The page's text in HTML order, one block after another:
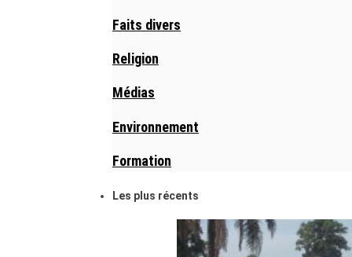
Faits divers
Religion
Médias
Environnement
Formation
Les plus récents